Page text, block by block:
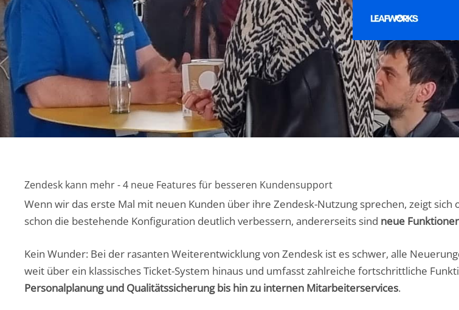
Zendesk kann mehr - 4 neue Features für besseren Kundensupport
Wenn wir das erste Mal mit neuen Kunden über ihre Zendesk-Nutzung sprechen, zeigt
schon die bestehende Konfiguration deutlich verbessern, andererseits sind neue
Kein Wunder: Bei der rasanten Weiterentwicklung von Zendesk ist es schwer, alle
weit über ein klassisches Ticket-System hinaus und umfasst zahlreiche fortschrittliche
Personalplanung und Qualitätssicherung bis hin zu internen Mitarbeiterservices.